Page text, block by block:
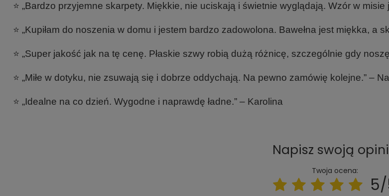
⭐ „Bardzo przyjemne skarpety. Miękkie, nie uciskają i świetnie wyglądają. Wzór w
⭐ „Kupiłam do noszenia w domu i jestem bardzo zadowolona. Bawełna jest miękka, a
⭐ „Super jakość jak na tę cenę. Płaskie szwy robią dużą różnicę, szczególnie gdy
⭐ „Miłe w dotyku, nie zsuwają się i dobrze oddychają. Na pewno zamówię kolejne.” –
⭐ „Idealne na co dzień. Wygodne i naprawdę ładne.” – Karolina
Napisz swoją
Twoja ocena: